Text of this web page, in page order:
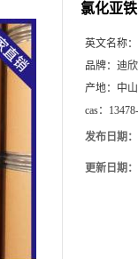
氯化亚
英文名称：
品牌： 迪
产地： 中
cas：
发布日期：
更新日期：